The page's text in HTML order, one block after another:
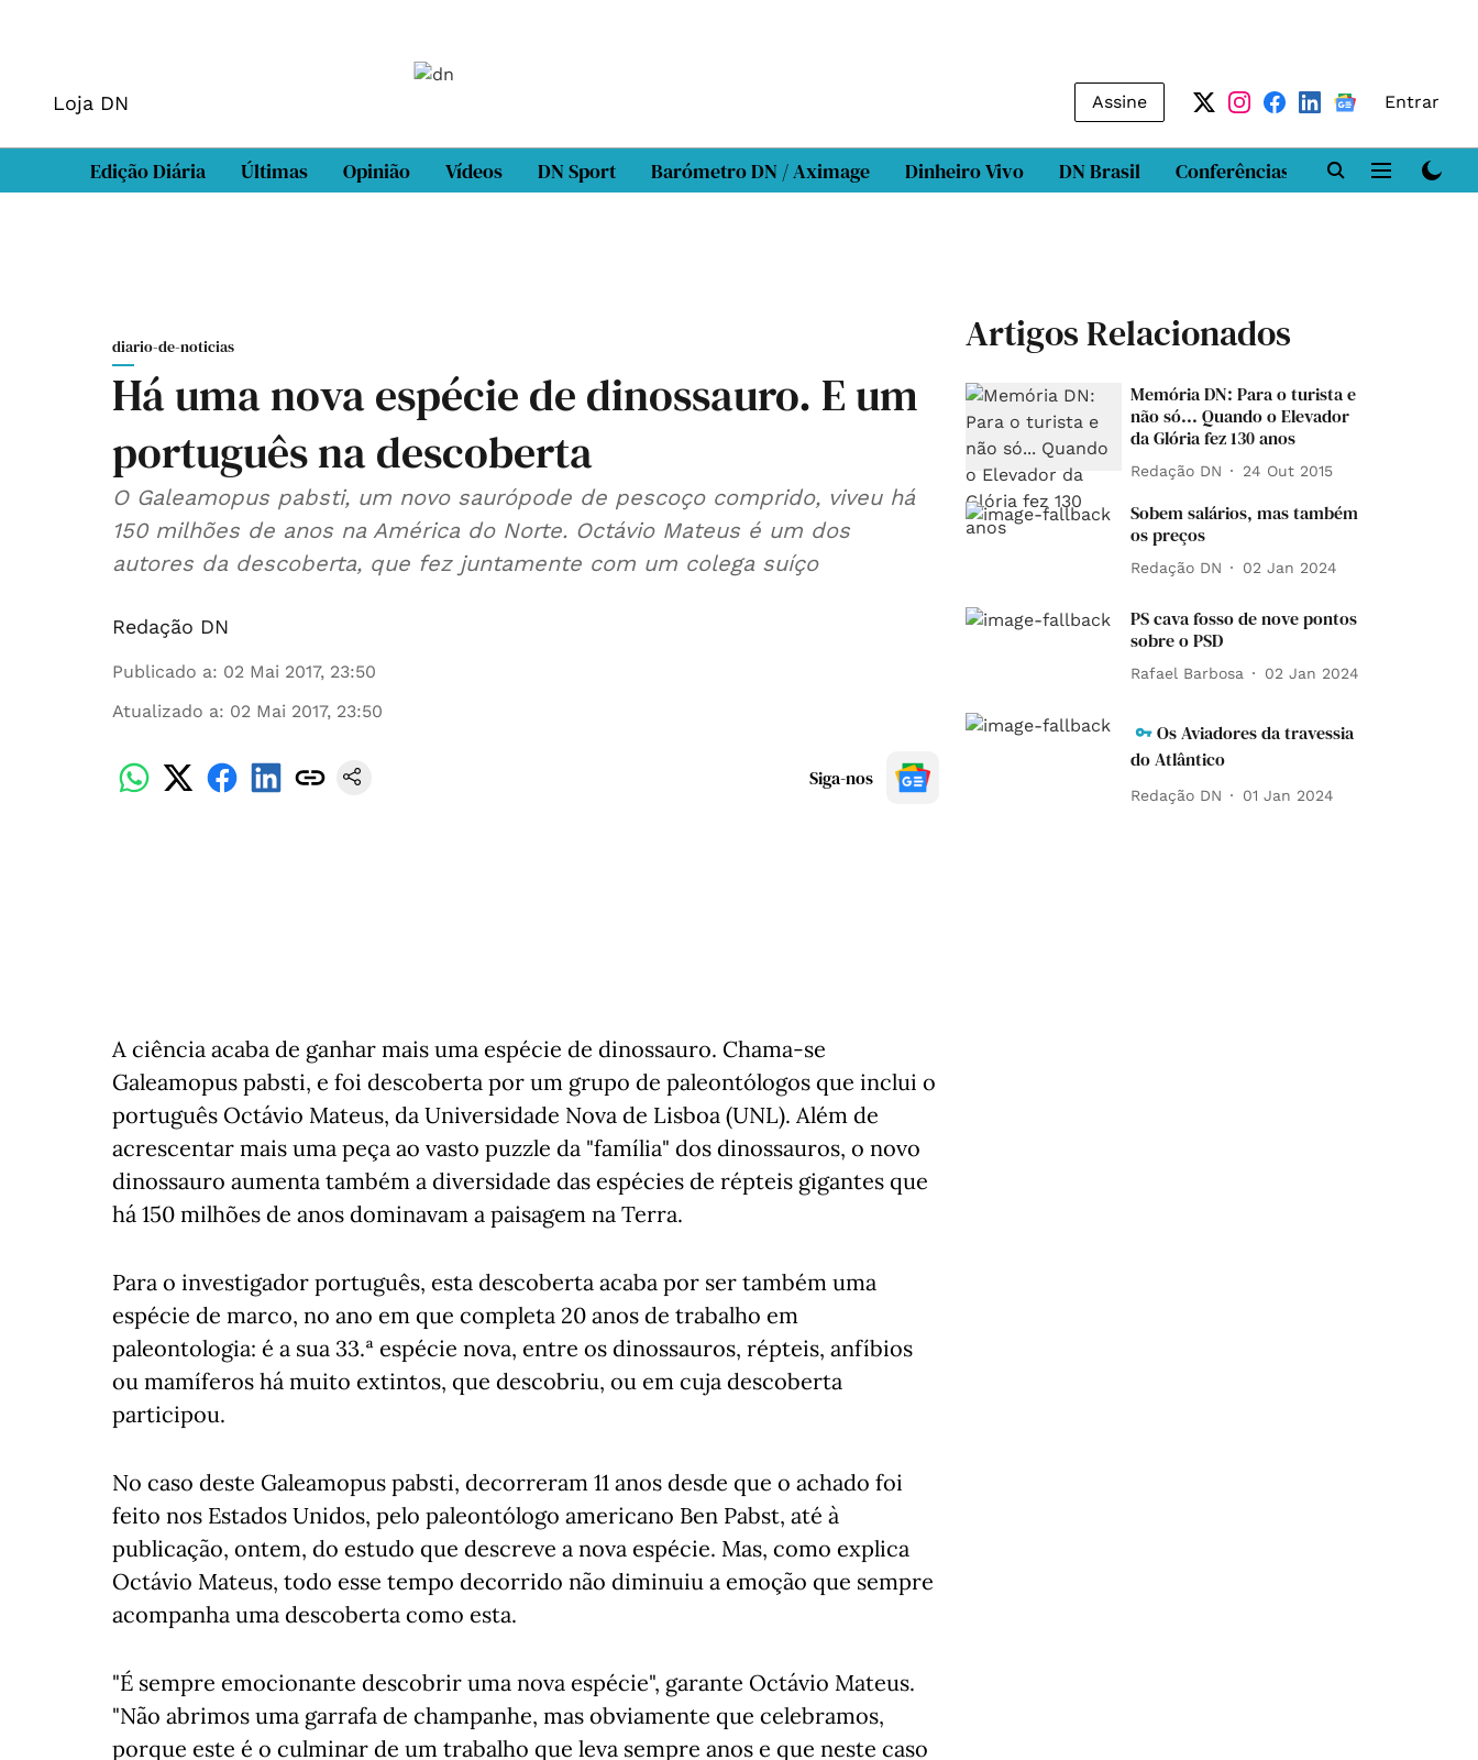
Loja DN Assine Entrar
Edição Diária Últimas Opinião Vídeos DN Sport Barómetro DN / Aximage Dinheiro Vivo DN Brasil Conferências DN LAB
diario-de-noticias
Há uma nova espécie de dinossauro. E um
português na descoberta
O Galeamopus pabsti, um novo saurópode de pescoço comprido, viveu há
150 milhões de anos na América do Norte. Octávio Mateus é um dos
autores da descoberta, que fez juntamente com um colega suíço
Redação DN
Publicado a: 02 Mai 2017, 23:50
Atualizado a: 02 Mai 2017, 23:50
Siga-nos
A ciência acaba de ganhar mais uma espécie de dinossauro. Chama-se
Galeamopus pabsti, e foi descoberta por um grupo de paleontólogos que inclui o
português Octávio Mateus, da Universidade Nova de Lisboa (UNL). Além de
acrescentar mais uma peça ao vasto puzzle da "família" dos dinossauros, o novo
dinossauro aumenta também a diversidade das espécies de répteis gigantes que
há 150 milhões de anos dominavam a paisagem na Terra.
Para o investigador português, esta descoberta acaba por ser também uma
espécie de marco, no ano em que completa 20 anos de trabalho em
paleontologia: é a sua 33.ª espécie nova, entre os dinossauros, répteis, anfíbios
ou mamíferos há muito extintos, que descobriu, ou em cuja descoberta
participou.
No caso deste Galeamopus pabsti, decorreram 11 anos desde que o achado foi
feito nos Estados Unidos, pelo paleontólogo americano Ben Pabst, até à
publicação, ontem, do estudo que descreve a nova espécie. Mas, como explica
Octávio Mateus, todo esse tempo decorrido não diminuiu a emoção que sempre
acompanha uma descoberta como esta.
"É sempre emocionante descobrir uma nova espécie", garante Octávio Mateus.
"Não abrimos uma garrafa de champanhe, mas obviamente que celebramos,
porque este é o culminar de um trabalho que leva sempre anos e que neste caso
Artigos Relacionados
Memória DN: Para o turista e
não só... Quando o Elevador
da Glória fez 130 anos
Redação DN 24 Out 2015
Sobem salários, mas também
os preços
Redação DN 02 Jan 2024
PS cava fosso de nove pontos
sobre o PSD
Rafael Barbosa 02 Jan 2024
Os Aviadores da travessia
do Atlântico
Redação DN 01 Jan 2024